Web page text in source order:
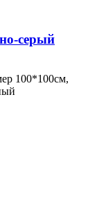
серый
100*100см,